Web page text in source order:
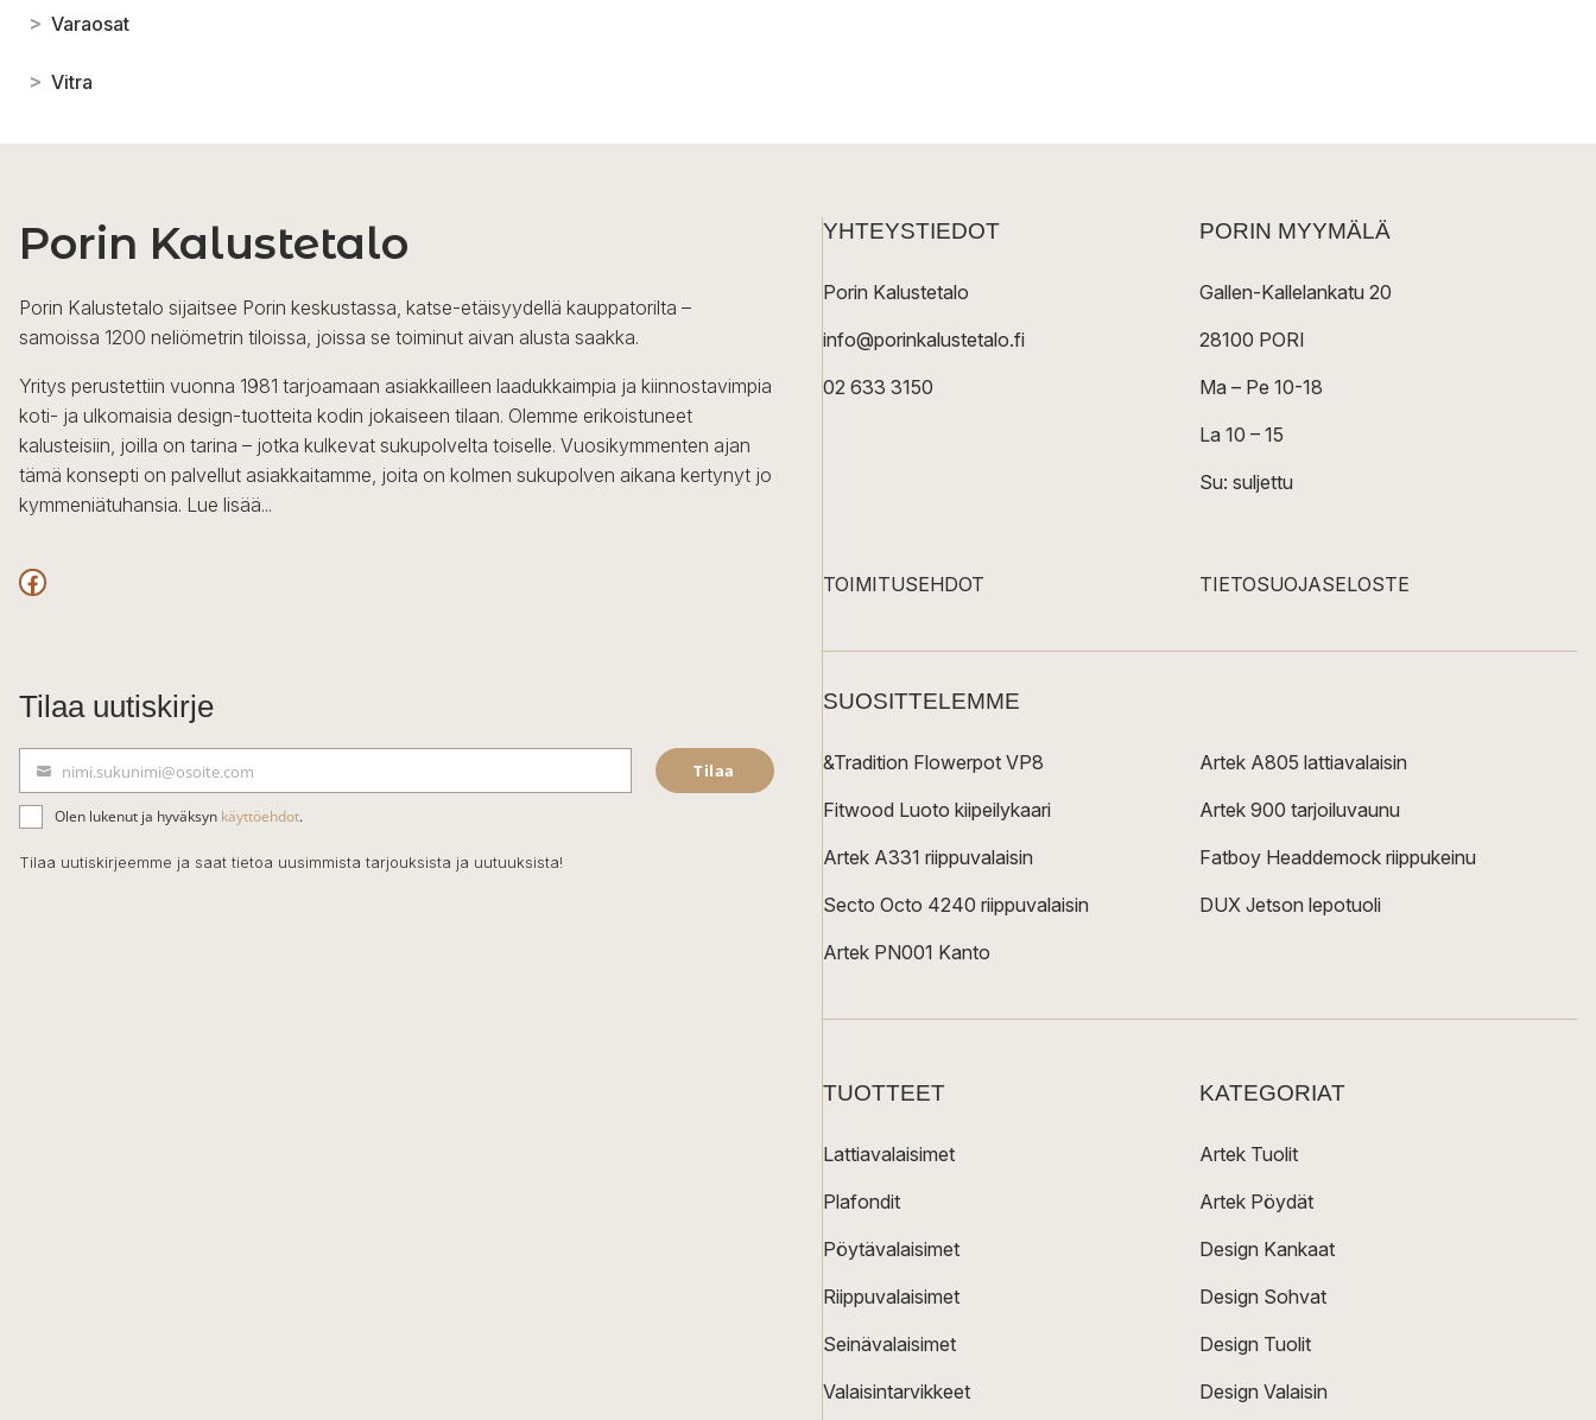
> Varaosat
> Vitra
Porin Kalustetalo
Porin Kalustetalo sijaitsee Porin keskustassa, katse-etäisyydellä kauppatorilta –
samoissa 1200 neliömetrin tiloissa, joissa se toiminut aivan alusta saakka.
Yritys perustettiin vuonna 1981 tarjoamaan asiakkailleen laadukkaimpia ja kiinnostavimpia
koti- ja ulkomaisia design-tuotteita kodin jokaiseen tilaan. Olemme erikoistuneet
kalusteisiin, joilla on tarina – jotka kulkevat sukupolvelta toiselle. Vuosikymmenten ajan
tämä konsepti on palvellut asiakkaitamme, joita on kolmen sukupolven aikana kertynyt jo
kymmeniätuhansia. Lue lisää...
Facebook
Tilaa uutiskirje
ä
h
k
nimi.sukunimi@osoite.com Tilaa
Olen lukenut ja hyväksyn käyttöehdot.
Tilaa uutiskirjeemme ja saat tietoa uusimmista tarjouksista ja uutuuksista!
YHTEYSTIEDOT
Porin Kalustetalo
info@porinkalustetalo.fi
02 633 3150
PORIN MYYMÄLÄ
Gallen-Kallelankatu 20
28100 PORI
Ma – Pe 10-18
La 10 – 15
Su: suljettu
TOIMITUSEHDOT TIETOSUOJASELOSTE
SUOSITTELEMME
&Tradition Flowerpot VP8
Fitwood Luoto kiipeilykaari
Artek A331 riippuvalaisin
Secto Octo 4240 riippuvalaisin
Artek PN001 Kanto
Artek A805 lattiavalaisin
Artek 900 tarjoiluvaunu
Fatboy Headdemock riippukeinu
DUX Jetson lepotuoli
TUOTTEET
Lattiavalaisimet
Plafondit
Pöytävalaisimet
Riippuvalaisimet
Seinävalaisimet
Valaisintarvikkeet
KATEGORIAT
Artek Tuolit
Artek Pöydät
Design Kankaat
Design Sohvat
Design Tuolit
Design Valaisin